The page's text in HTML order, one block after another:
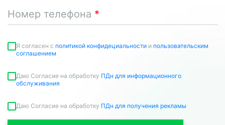
Номер телефона
Я согласен c политикой конфидециальности и пользовательским
соглашением
Даю Согласие на обработку ПДн для информационного
обслуживания
Даю Согласие на обработку ПДн для получения рекламы